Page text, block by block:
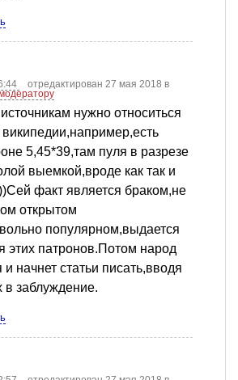
отредактирован 27 мая 2018 в
нужно относиться
википедии,например,есть
5,45*39,там пуля в разрезе
выемкой,вроде как так и
факт является браком,не
открытом
популярном,выдается
этих патронов.Потом народ
и начнет статьи писать,вводя
в заблуждение.